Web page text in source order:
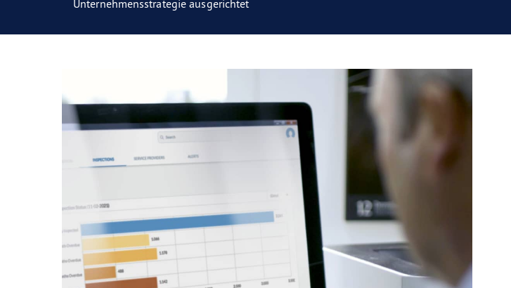
Unternehmensstrategie ausgerichtet